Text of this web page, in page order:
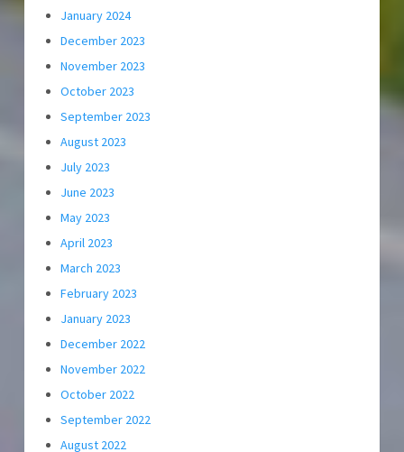
January 2024
December 2023
November 2023
October 2023
September 2023
August 2023
July 2023
June 2023
May 2023
April 2023
March 2023
February 2023
January 2023
December 2022
November 2022
October 2022
September 2022
August 2022